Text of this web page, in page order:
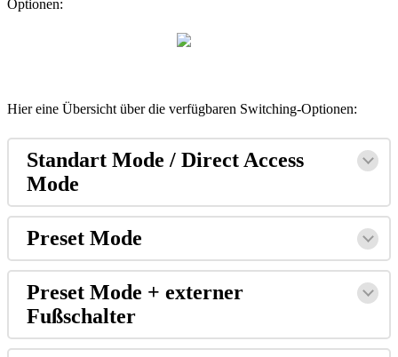
Optionen:
Hier eine Übersicht über die verfügbaren Switching-Optionen:
Standart Mode / Direct Access
Mode
Preset Mode
Preset Mode + externer
Fußschalter